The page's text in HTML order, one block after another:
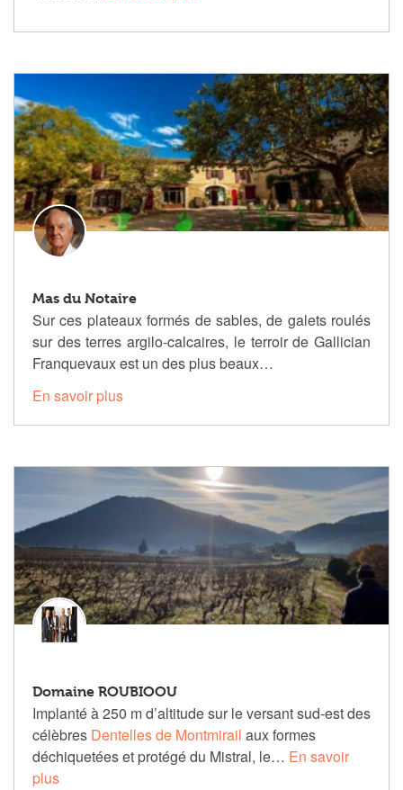
Mas du Notaire
Sur ces plateaux formés de sables, de galets roulés
sur des terres argilo-calcaires, le terroir de Gallician
Franquevaux est un des plus beaux…
En savoir plus
Domaine ROUBIOOU
Implanté à 250 m d’altitude sur le versant sud-est des
célèbres Dentelles de Montmirail aux formes
déchiquetées et protégé du Mistral, le… En savoir
plus